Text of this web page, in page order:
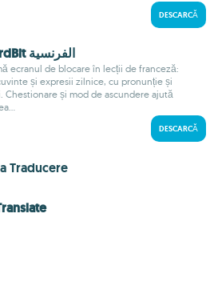
DESCARCĂ
10. WordBit الفرنسية
ecranul de blocare în lecții de franceză:
și expresii zilnice, cu pronunție și
Chestionare și mod de ascundere ajută
DESCARCĂ
Traducere